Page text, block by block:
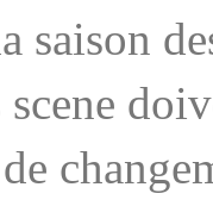
saison
scene